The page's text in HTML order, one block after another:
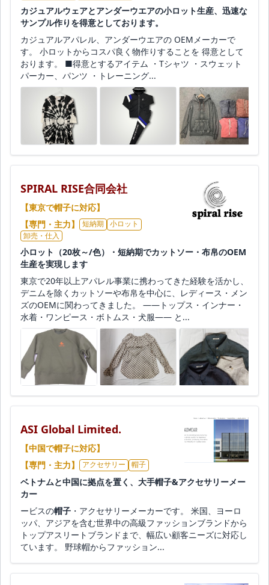
カジュアルウェアとアンダーウエアの小ロット生産、迅速な
サンプル作りを得意としております。
カジュアルアパレル、アンダーウエアの OEMメーカーで
す。 小ロットからコスパ良く物作りすることを 得意として
おります。 ■得意とするアイテム ・Tシャツ ・スウェット
パーカー、パンツ ・トレーニング...
SPIRAL RISE合同会社
【東京で帽子に対応】
【専門・主力】
短納期
小ロット
卸売・仕入
小ロット（20枚～/色）・短納期でカットソー・布帛のOEM
生産を実現します
東京で20年以上アパレル事業に携わってきた経験を活かし、
デニムを除くカットソーや布帛を中心に、レディース・メン
ズのOEMに関わってきました。 ――トップス・インナー・
水着・ワンピース・ボトムス・犬服―― と...
ASI Global Limited.
【中国で帽子に対応】
【専門・主力】
アクセサリー 帽子
ベトナムと中国に拠点を置く、大手帽子&アクセサリーメー
カー
ービスの帽子 ・アクセサリーメーカーです。 米国、ヨーロ
ッパ、アジアを含む世界中の高級ファッションブランドから
トップアスリートブランドまで、幅広い顧客ニーズに対応し
ています。 野球帽からファッション...